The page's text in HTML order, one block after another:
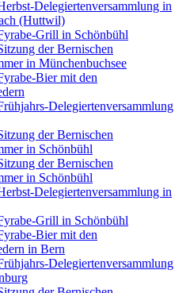
Delegiertenversammlung in
(Huttwil)
Grill in Schönbühl
der Bernischen
in Münchenbuchsee
Bier mit den
Delegiertenversammlung
der Bernischen
in Schönbühl
der Bernischen
in Schönbühl
Delegiertenversammlung in
Grill in Schönbühl
Bier mit den
in Bern
Delegiertenversammlung